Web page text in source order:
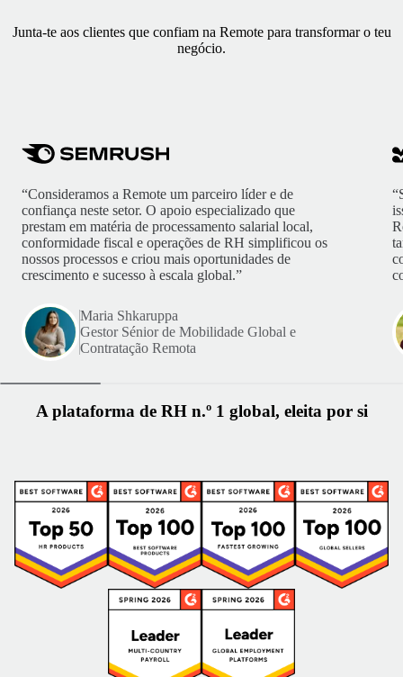
Junta-te aos clientes que confiam na Remote para transformar o teu
negócio.
“Consideramos a Remote um parceiro líder e de
confiança neste setor. O apoio especializado que
prestam em matéria de processamento salarial local,
conformidade fiscal e operações de RH simplificou os
nossos processos e criou mais oportunidades de
crescimento e sucesso à escala global.”
Maria Shkaruppa
Gestor Sénior de Mobilidade Global e
Contratação Remota
A plataforma de RH n.º 1 global, eleita por si